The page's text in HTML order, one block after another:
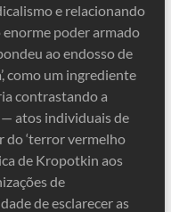
e relacionando
poder armado
ao endosso de
como um ingrediente
contrastando a
atos individuais de
do ‘terror vermelho
de Kropotkin aos
de
de esclarecer as